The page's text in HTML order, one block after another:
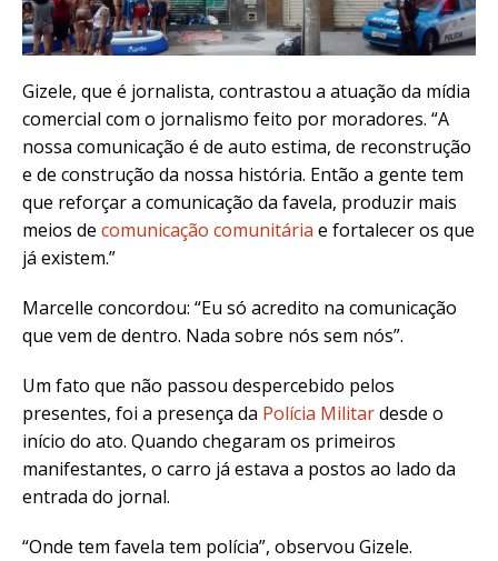
Gizele, que é jornalista, contrastou a atuação da mídia
comercial com o jornalismo feito por moradores. “A
nossa comunicação é de auto estima, de reconstrução
e de construção da nossa história. Então a gente tem
que reforçar a comunicação da favela, produzir mais
meios de comunicação comunitária e fortalecer os que
já existem.”
Marcelle concordou: “Eu só acredito na comunicação
que vem de dentro. Nada sobre nós sem nós”.
Um fato que não passou despercebido pelos
presentes, foi a presença da Polícia Militardesde o
início do ato. Quando chegaram os primeiros
manifestantes, o carro já estava a postos ao lado da
entrada do jornal.
“Onde tem favela tem polícia”, observou Gizele.